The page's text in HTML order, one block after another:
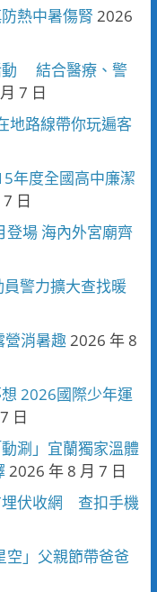
熱中暑傷腎 2026
動 結合醫療、警
7 日
路線帶你玩遍客
年度全國高中廉潔
日
場 海內外宮廟齊
警力擴大查找暖
消暑趣2026 年 8
2026國際少年運
日
涮」宜蘭獨家溫體
2026 年 8 月 7 日
埋伏收網 查扣手機
」父親節帶爸爸